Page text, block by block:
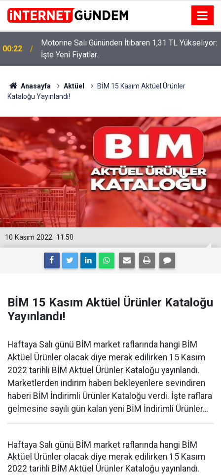
00:22
Motorine Salı Gününden İtibaren 1,31 TL Yükseliyor:
İşte Yeni Fiyatlar..
15:58
Neşet Ertaş’a “Bozkırın Tezenesi” Lakabını Kim
Verdi? Beyaz’la Joker Sorusunun Cevabı Merak
Edildi
Anasayfa Aktüel
BİM 15 Kasım Aktüel Ürünler
Kataloğu Yayınlandı!
11:50
10 Kasım 2022
BİM 15 Kasım Aktüel Ürünler Kataloğu
Yayınlandı!
Haftaya Salı günü BİM market raflarında hangi BİM
Aktüel Ürünler olacak diye merak edilirken 15 Kasım
2022 tarihli BİM Aktüel Ürünler Kataloğu yayınlandı.
Marketlerden indirim haberi bekleyenlere sevindiren
haberi BİM İndirimli Ürünler Kataloğu verdi. İşte raflara
gelmesine sayılı gün kalan yeni BİM İndirimli Ürünler…
Haftaya Salı günü BİM market raflarında hangi BİM
Aktüel Ürünler olacak diye merak edilirken 15 Kasım
2022 tarihli BİM Aktüel Ürünler Kataloğu yayınlandı.